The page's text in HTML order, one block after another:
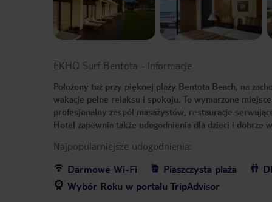
EKHO Surf Bentota - informacje
Położony tuż przy pięknej plaży Bentota Beach, na
wakacje pełne relaksu i spokoju. To wymarzone
profesjonalny zespół masażystów, restauracje
Hotel zapewnia także udogodnienia dla dzieci i dobrze
Najpopularniejsze udogodnienia:
Darmowe Wi-Fi
Piaszczysta plaża
Wybór Roku w portalu TripAdvisor